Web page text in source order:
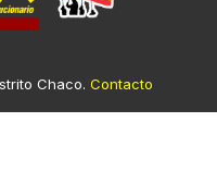
Chaco. Contacto